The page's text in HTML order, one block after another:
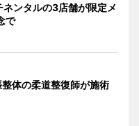
ンタルの3店舗が限定メ
で
体の柔道整復師が施術